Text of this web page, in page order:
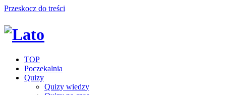
Przeskocz do treści
TOP
Poczekalnia
Quizy
Quizy wiedzy